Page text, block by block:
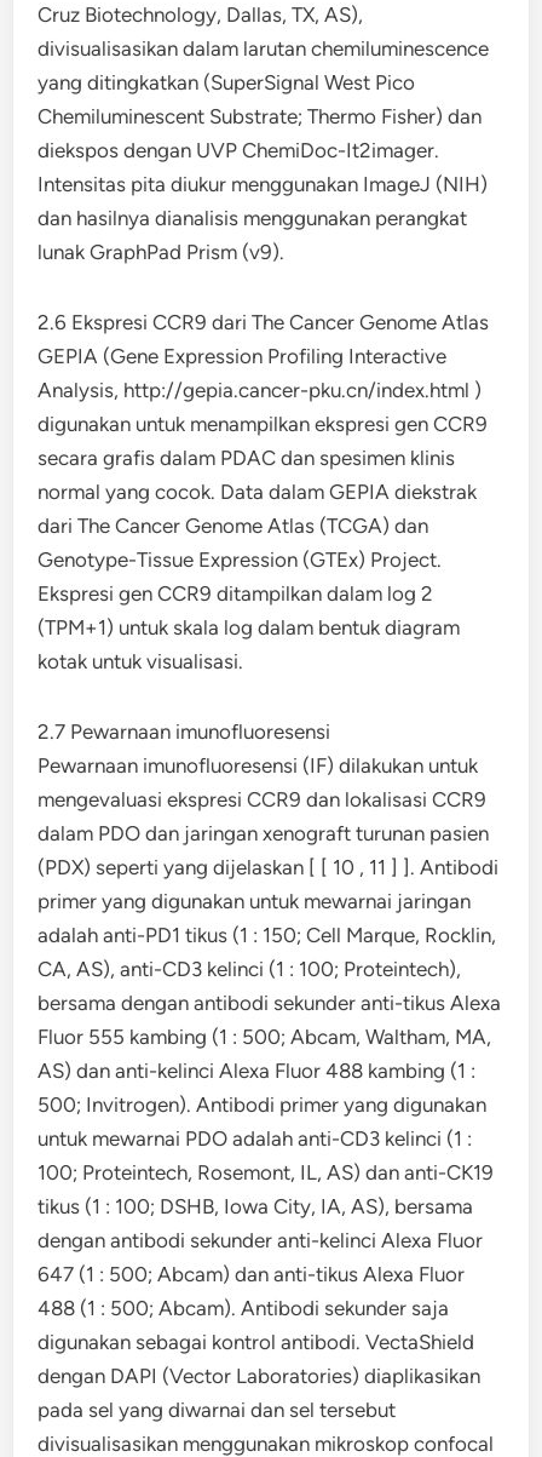
Cruz Biotechnology, Dallas, TX, AS),
divisualisasikan dalam larutan chemiluminescence
yang ditingkatkan (SuperSignal West Pico
Chemiluminescent Substrate; Thermo Fisher) dan
diekspos dengan UVP ChemiDoc-It2imager.
Intensitas pita diukur menggunakan ImageJ (NIH)
dan hasilnya dianalisis menggunakan perangkat
lunak GraphPad Prism (v9).
2.6 Ekspresi CCR9 dari The Cancer Genome Atlas
GEPIA (Gene Expression Profiling Interactive
Analysis, http://gepia.cancer-pku.cn/index.html )
digunakan untuk menampilkan ekspresi gen CCR9
secara grafis dalam PDAC dan spesimen klinis
normal yang cocok. Data dalam GEPIA diekstrak
dari The Cancer Genome Atlas (TCGA) dan
Genotype-Tissue Expression (GTEx) Project.
Ekspresi gen CCR9 ditampilkan dalam log 2
(TPM+1) untuk skala log dalam bentuk diagram
kotak untuk visualisasi.
2.7 Pewarnaan imunofluoresensi
Pewarnaan imunofluoresensi (IF) dilakukan untuk
mengevaluasi ekspresi CCR9 dan lokalisasi CCR9
dalam PDO dan jaringan xenograft turunan pasien
(PDX) seperti yang dijelaskan [ [ 10 , 11 ] ]. Antibodi
primer yang digunakan untuk mewarnai jaringan
adalah anti-PD1 tikus (1 : 150; Cell Marque, Rocklin,
CA, AS), anti-CD3 kelinci (1 : 100; Proteintech),
bersama dengan antibodi sekunder anti-tikus Alexa
Fluor 555 kambing (1 : 500; Abcam, Waltham, MA,
AS) dan anti-kelinci Alexa Fluor 488 kambing (1 :
500; Invitrogen). Antibodi primer yang digunakan
untuk mewarnai PDO adalah anti-CD3 kelinci (1 :
100; Proteintech, Rosemont, IL, AS) dan anti-CK19
tikus (1 : 100; DSHB, Iowa City, IA, AS), bersama
dengan antibodi sekunder anti-kelinci Alexa Fluor
647 (1 : 500; Abcam) dan anti-tikus Alexa Fluor
488 (1 : 500; Abcam). Antibodi sekunder saja
digunakan sebagai kontrol antibodi. VectaShield
dengan DAPI (Vector Laboratories) diaplikasikan
pada sel yang diwarnai dan sel tersebut
divisualisasikan menggunakan mikroskop confocal